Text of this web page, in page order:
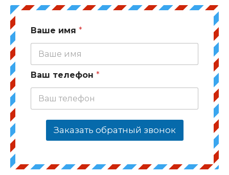
Ваше имя *
Ваш телефон *
Заказать обратный звонок